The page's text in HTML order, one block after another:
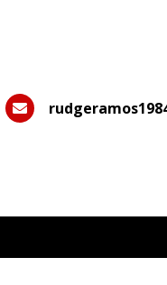
WhatsApp